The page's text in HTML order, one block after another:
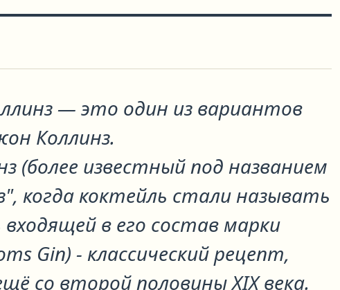
— это один из вариантов
Коллинз.
(более известный под названием
когда коктейль стали называть
в его состав марки
Gin) - классический рецепт,
со второй половины XIX века.